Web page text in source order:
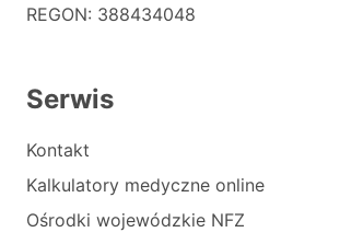
REGON: 388434048
Serwis
Kontakt
Kalkulatory medyczne online
Ośrodki wojewódzkie NFZ